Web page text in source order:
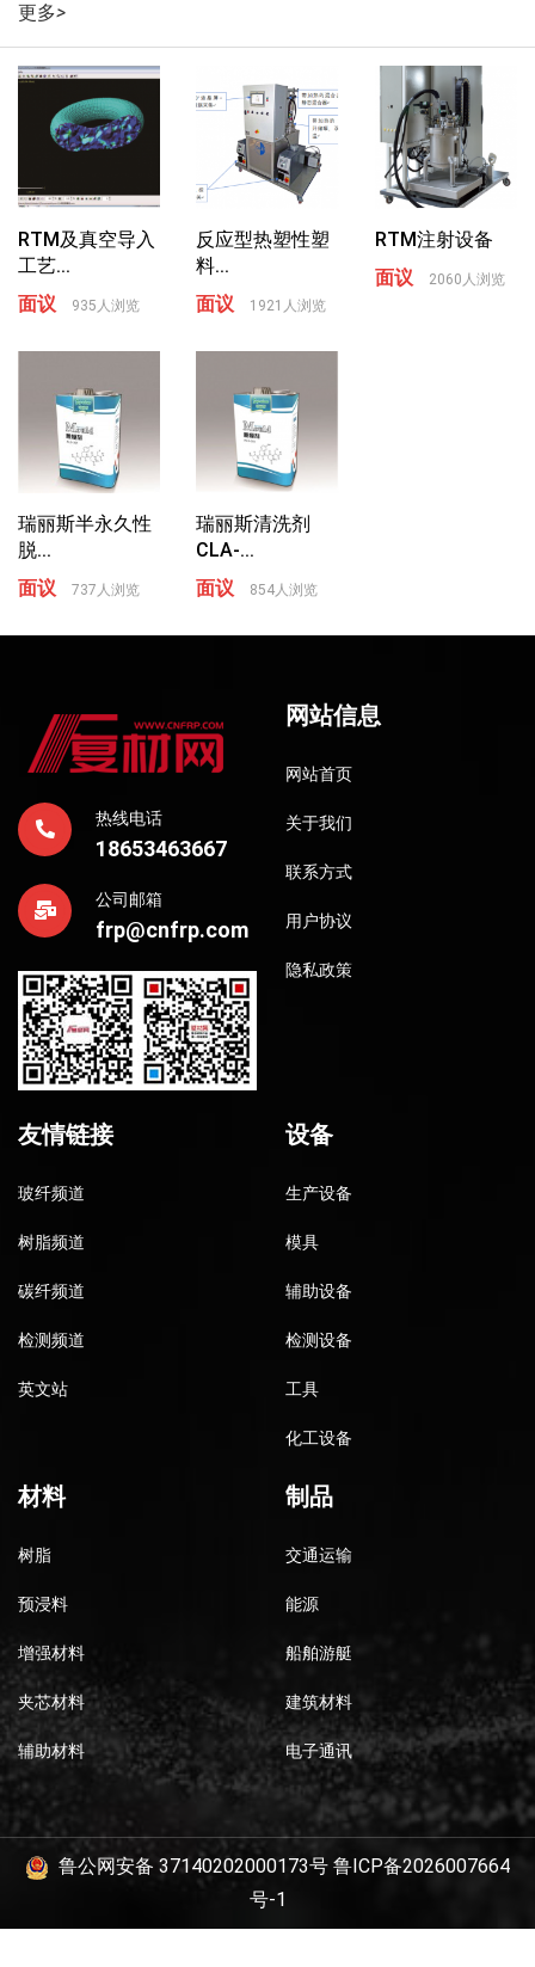
更多>
RTM及真空导入
工艺...
面议
935人浏览
反应型热塑性塑
料...
面议
1921人浏览
RTM注射设备
面议
2060人浏览
瑞丽斯半永久性
脱...
面议
737人浏览
瑞丽斯清洗剂
CLA-...
面议
854人浏览
热线电话
18653463667
公司邮箱
frp@cnfrp.com
网站信息
网站首页
关于我们
联系方式
用户协议
隐私政策
友情链接
玻纤频道
树脂频道
碳纤频道
检测频道
英文站
设备
生产设备
模具
辅助设备
检测设备
工具
化工设备
材料
树脂
预浸料
增强材料
夹芯材料
辅助材料
制品
交通运输
能源
船舶游艇
建筑材料
电子通讯
鲁公网安备 37140202000173号 鲁ICP备2026007664
号-1